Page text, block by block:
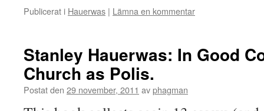
Publicerat i Hauerwas | Lämna en kommentar
Stanley Hauerwas: In Good
Church as Polis.
Postat den 29 november, 2011 avphagman